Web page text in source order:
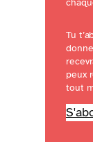
Tu
peux
tout